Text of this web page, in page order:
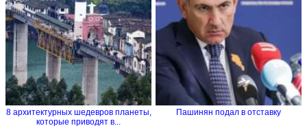
8 архитектурных шедевров планеты,
которые приводят в...
Пашинян подал в отставку